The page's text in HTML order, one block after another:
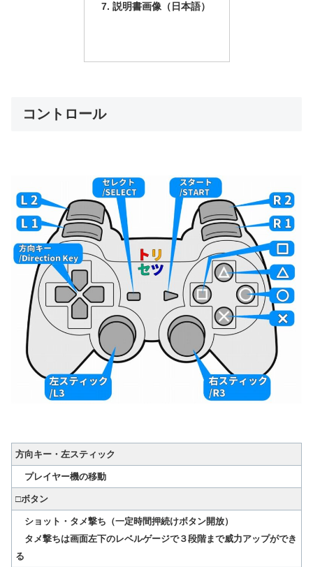
説明書画像（日本語）
コントロール
方向キー ・左スティック
プレイヤー機の移動
□ボタン
ショット・タメ撃ち（一定時間押続けボタン開放）
タメ撃ちは画面左下のレベルゲージで３段階まで威力アップができ
る